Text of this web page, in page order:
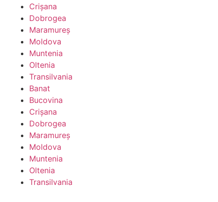
Crişana
Dobrogea
Maramureş
Moldova
Muntenia
Oltenia
Transilvania
Banat
Bucovina
Crişana
Dobrogea
Maramureş
Moldova
Muntenia
Oltenia
Transilvania